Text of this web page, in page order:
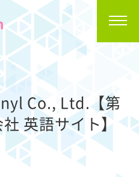
Co., Ltd.【第
英語サイト】